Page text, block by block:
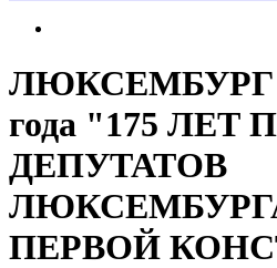
ЛЮКСЕМБУРГ -
года "175 ЛЕТ
ДЕПУТАТОВ
ПЕРВОЙ